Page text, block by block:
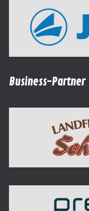
Business-Partner